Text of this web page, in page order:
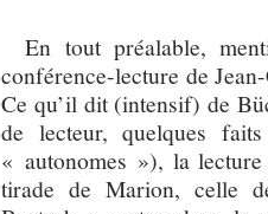
En tout préalable,
conférence-lecture de
Ce qu’il dit (intensif) de
de lecteur, quelques
« autonomes »), la lecture
tirade de Marion, celle